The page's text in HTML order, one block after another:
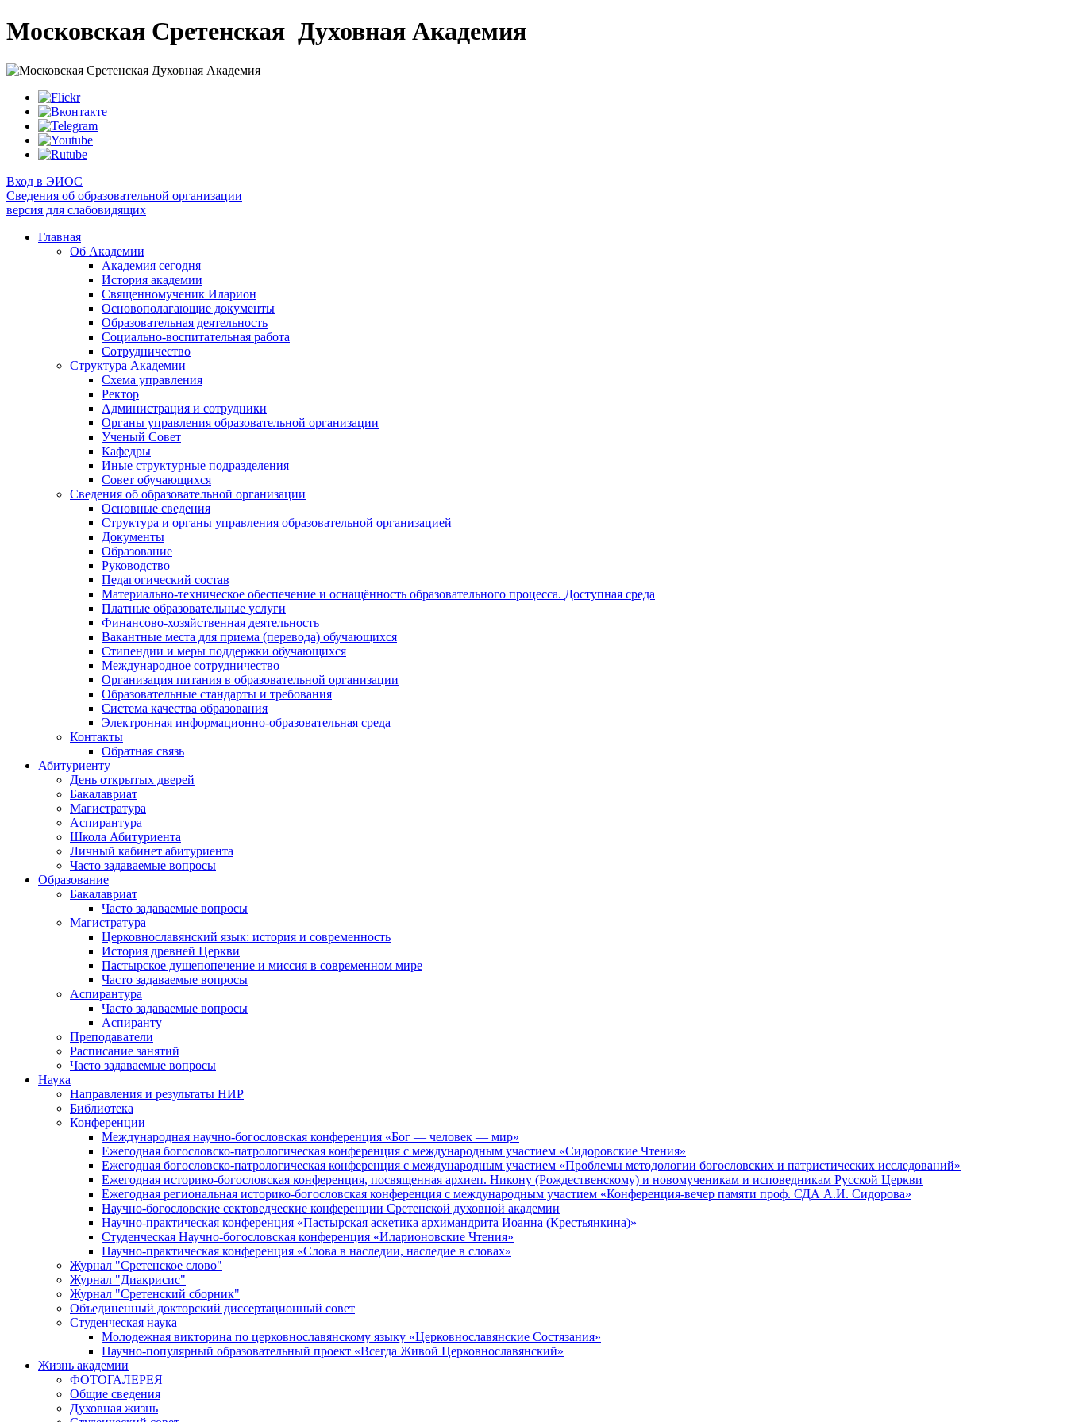
Московская Сретенская Духовная Академия
Вход в ЭИОС
Сведения об образовательной организации
версия для слабовидящих
Главная
Об Академии
Академия сегодня
История академии
Священномученик Иларион
Основополагающие документы
Образовательная деятельность
Социально-воспитательная работа
Сотрудничество
Структура Академии
Схема управления
Ректор
Администрация и сотрудники
Органы управления образовательной организации
Ученый Совет
Кафедры
Иные структурные подразделения
Совет обучающихся
Сведения об образовательной организации
Основные сведения
Структура и органы управления образовательной организацией
Документы
Образование
Руководство
Педагогический состав
Материально-техническое обеспечение и оснащённость образовательного процесса. Доступная среда
Платные образовательные услуги
Финансово-хозяйственная деятельность
Вакантные места для приема (перевода) обучающихся
Стипендии и меры поддержки обучающихся
Международное сотрудничество
Организация питания в образовательной организации
Образовательные стандарты и требования
Система качества образования
Электронная информационно-образовательная среда
Контакты
Обратная связь
Абитуриенту
День открытых дверей
Бакалавриат
Магистратура
Аспирантура
Школа Абитуриента
Личный кабинет абитуриента
Часто задаваемые вопросы
Образование
Бакалавриат
Часто задаваемые вопросы
Магистратура
Церковнославянский язык: история и современность
История древней Церкви
Пастырское душепопечение и миссия в современном мире
Часто задаваемые вопросы
Аспирантура
Часто задаваемые вопросы
Аспиранту
Преподаватели
Расписание занятий
Часто задаваемые вопросы
Наука
Направления и результаты НИР
Библиотека
Конференции
Международная научно-богословская конференция «Бог — человек — мир»
Ежегодная богословско-патрологическая конференция с международным участием «Сидоровские Чтения»
Ежегодная богословско-патрологическая конференция с международным участием «Проблемы методологии богословских и патристических исследований»
Ежегодная историко-богословская конференция, посвященная архиеп. Никону (Рождественскому) и новомученикам и исповедникам Русской Церкви
Ежегодная региональная историко-богословская конференция с международным участием «Конференция-вечер памяти проф. СДА А.И. Сидорова»
Научно-богословские сектоведческие конференции Сретенской духовной академии
Научно-практическая конференция «Пастырская аскетика архимандрита Иоанна (Крестьянкина)»
Студенческая Научно-богословская конференция «Иларионовские Чтения»
Научно-практическая конференция «Cлова в наследии, наследие в словах»
Журнал "Сретенское слово"
Журнал "Диакрисис"
Журнал "Сретенский сборник"
Объединенный докторский диссертационный совет
Студенческая наука
Молодежная викторина по церковнославянскому языку «Церковнославянские Состязания»
Научно-популярный образовательный проект «Всегда Живой Церковнославянский»
Жизнь академии
ФОТОГАЛЕРЕЯ
Общие сведения
Духовная жизнь